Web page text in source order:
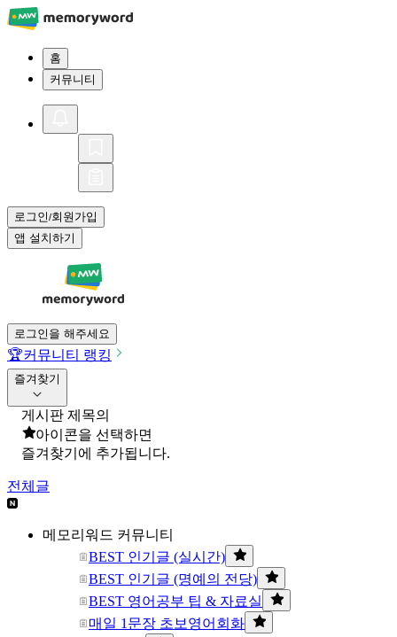
홈
커뮤니티
로그인/회원가입
앱 설치하기
로그인을 해주세요
🏆커뮤니티 랭킹
즐겨찾기
게시판 제목의
아이콘을 선택하면
즐겨찾기에 추가됩니다.
전체글
메모리워드 커뮤니티
BEST 인기글 (실시간)
BEST 인기글 (명예의 전당)
BEST 영어공부 팁 & 자료실
매일 1문장 초보영어회화